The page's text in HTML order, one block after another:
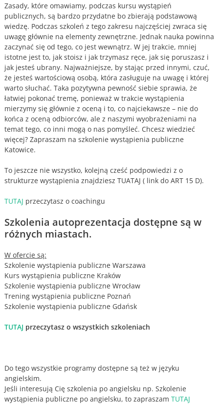
Zasady, które omawiamy, podczas kursu wystąpień
publicznych, są bardzo przydatne bo zbierają podstawową
wiedzę. Podczas szkoleń z tego zakresu najczęściej zwraca się
uwagę głównie na elementy zewnętrzne. Jednak nauka powinna
zaczynać się od tego, co jest wewnątrz. W jej trakcie, mniej
istotne jest to, jak stoisz i jak trzymasz ręce, jak się poruszasz i
jak jesteś ubrany. Najważniejsze, by stając przed innymi, czuć,
że jesteś wartościową osobą, która zasługuje na uwagę i której
warto słuchać. Taka pozytywna pewność siebie sprawia, że
łatwiej pokonać tremę, ponieważ w trakcie wystąpienia
mierzymy się głównie z oceną i to, co najciekawsze – nie do
końca z oceną odbiorców, ale z naszymi wyobrażeniami na
temat tego, co inni mogą o nas pomyśleć. Chcesz wiedzieć
więcej? Zapraszam na szkolenie wystąpienia publiczne
Katowice.
To jeszcze nie wszystko, kolejną cześć podpowiedzi z o
strukturze wystąpienia znajdziesz TUATAJ ( link do ART 15 D).
TUTAJ przeczytasz o coachingu
Szkolenia autoprezentacja dostępne są w
różnych miastach.
W ofercie są:
Szkolenie wystąpienia publiczne Warszawa
Kurs wystąpienia publiczne Kraków
Szkolenie wystąpienia publiczne Wrocław
Trening wystąpienia publiczne Poznań
Szkolenie wystąpienia publiczne Gdańsk
TUTAJ przeczytasz o wszystkich szkoleniach
Do tego wszystkie programy dostępne są też w języku
angielskim.
Jeśli interesują Cię szkolenia po angielsku np. Szkolenie
wystąpienia publiczne po angielsku, to zapraszam TUTAJ